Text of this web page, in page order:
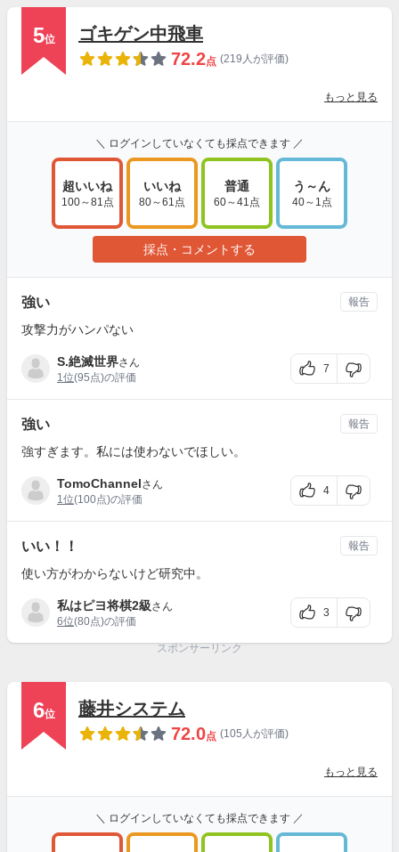
5位
ゴキゲン中飛車
72.2点 (219人が評価)
もっと見る
＼ ログインしていなくても採点できます ／
超いいね
100～81点
いいね
80～61点
普通
60～41点
う～ん
40～1点
採点・コメントする
強い
攻撃力がハンパない
S.絶滅世界さん
1位(95点)の評価
7
報告
強い
強すぎます。私には使わないでほしい。
TomoChannelさん
1位(100点)の評価
4
報告
いい！！
使い方がわからないけど研究中。
私はピヨ将棋2級さん
6位(80点)の評価
3
報告
スポンサーリンク
6位
藤井システム
72.0点 (105人が評価)
もっと見る
＼ ログインしていなくても採点できます ／